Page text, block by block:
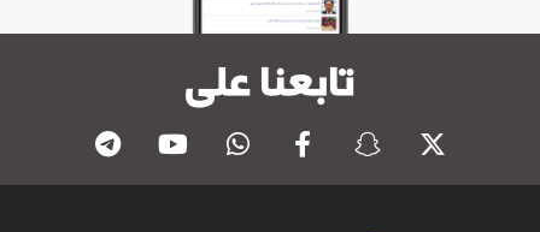
تابعنا على